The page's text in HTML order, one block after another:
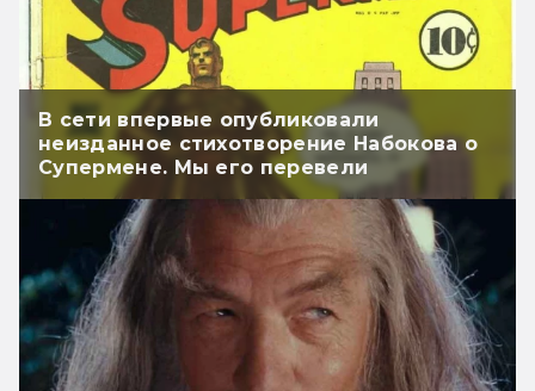
В сети впервые опубликовали
неизданное стихотворение Набокова о
Супермене. Мы его перевели